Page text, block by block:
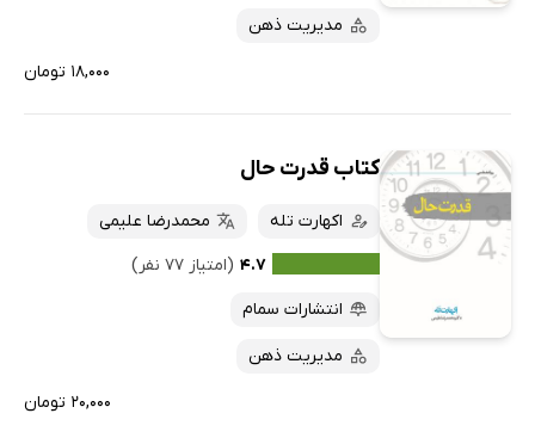
مدیریت ذهن
۱۸,۰۰۰ تومان
کتاب قدرت حال
اکهارت تله
محمدرضا علیمی
۴.۷ (امتیاز ۷۷ نفر)
انتشارات سمام
مدیریت ذهن
۲۰,۰۰۰ تومان